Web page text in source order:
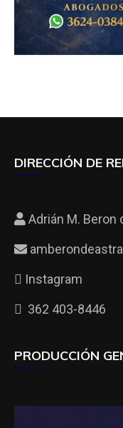
DIRECCIÓN DE
Adrián M. Beron
Instagram
362 403-8446
PRODUCCIÓN